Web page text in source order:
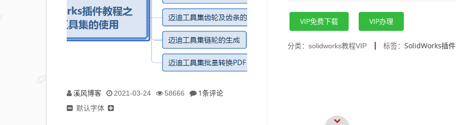
溪风博客 2021-03-24 58666
1条评论
默认字体
VIP免费下载 VIP办理
分类：solidworks教程VIP 标签：SolidWorks插件